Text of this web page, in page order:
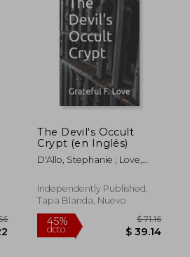
The Devil's Occult
Crypt (en Inglés)
D'Allo, Stephanie ; Love,
Independently Published,
Tapa Blanda, Nuevo